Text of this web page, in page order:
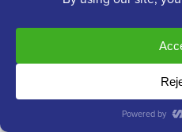
Jetpack
Jetpack to popularny
który dodaje kluczowe
wydajności i marketingu…